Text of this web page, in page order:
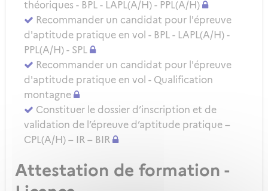
théoriques - BPL - LAPL(A/H) - PPL(A/H)
Recommander un candidat pour l'épreuve
d'aptitude pratique en vol - BPL - LAPL(A/H) -
PPL(A/H) - SPL
Recommander un candidat pour l'épreuve
d'aptitude pratique en vol - Qualification
montagne
Constituer le dossier d’inscription et de
validation de l’épreuve d’aptitude pratique –
CPL(A/H) – IR – BIR
Attestation de formation -